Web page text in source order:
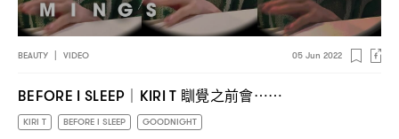
BEAUTY | VIDEO 05 Jun 2022
BEFORE I SLEEP｜KIRI T 瞓覺之前會⋯⋯
KIRI T BEFORE I SLEEP GOODNIGHT